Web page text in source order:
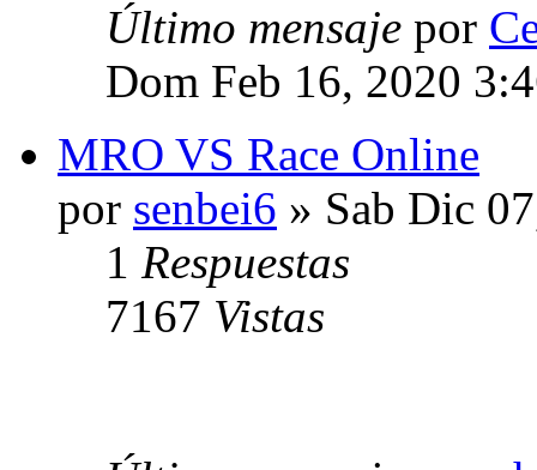
Último mensaje por
Dom Feb 16, 2020
MRO VS Race Online
por senbei6 » Sab Dic
1 Respuestas
7167 Vistas